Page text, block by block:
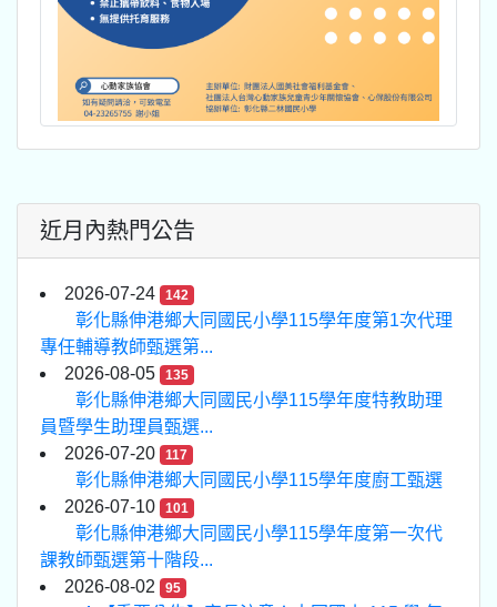
近月內熱門公告
2026-07-24 142
彰化縣伸港鄉大同國民小學115學年度第1次代理
專任輔導教師甄選第...
2026-08-05
135
彰化縣伸港鄉大同國民小學115學年度特教助理
員暨學生助理員甄選...
2026-07-20
117
彰化縣伸港鄉大同國民小學115學年度廚工甄選
2026-07-10
101
彰化縣伸港鄉大同國民小學115學年度第一次代
課教師甄選第十階段...
2026-08-02
95